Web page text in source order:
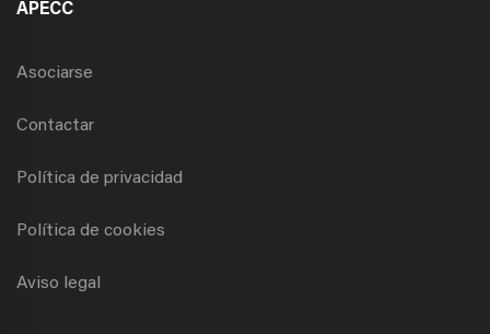
APECC
Asociarse
Contactar
Política de privacidad
Política de cookies
Aviso legal